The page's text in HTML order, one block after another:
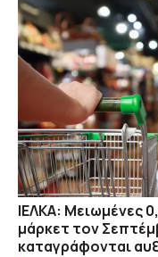
ΙΕΛΚΑ: Μειωμένες
μάρκετ τον
καταγράφονται